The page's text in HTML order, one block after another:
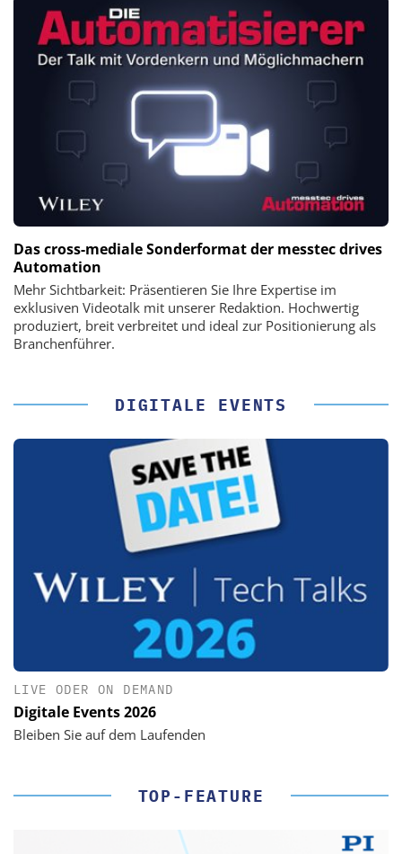
Das cross-mediale Sonderformat der messtec drives
Automation
Mehr Sichtbarkeit: Präsentieren Sie Ihre Expertise im
exklusiven Videotalk mit unserer Redaktion. Hochwertig
produziert, breit verbreitet und ideal zur Positionierung als
Branchenführer.
DIGITALE EVENTS
LIVE ODER ON DEMAND
Digitale Events 2026
Bleiben Sie auf dem Laufenden
TOP-FEATURE